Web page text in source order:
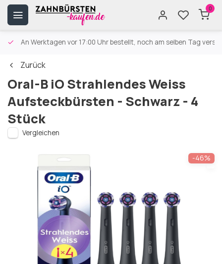
0
An Werktagen vor 17:00 Uhr bestellt, noch am selben Tag
Zurück
Oral-B iO Strahlendes Weiss
Aufsteckbürsten - Schwarz - 4
Stück
Vergleichen
-46%